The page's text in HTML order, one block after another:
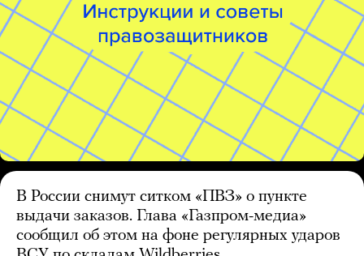
В России снимут ситком «ПВЗ» о пункте
выдачи заказов. Глава «Газпром-медиа»
сообщил об этом на фоне регулярных ударов